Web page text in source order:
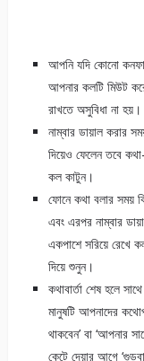
আপনি যদি কোনো
আপনার কলটি মিউট
রাখতে অসুবিধা না হয়।
নাম্বার ডায়াল করার
দিয়েও ফেলেন তবে
কল কাটুন।
ফোনে কথা বলার সময়
এবং এরপর নাম্বার
একপাশে সরিয়ে রেখে
দিয়ে শুনুন।
কথাবার্তা শেষ হলে
মানুষটি আপনাদের
থাকবেন’ বা ‘আপনার
কেটে দেয়ার আগে